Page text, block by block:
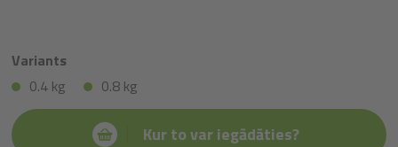
Variants
0.4 kg
0.8 kg
Kur to var iegādāties?